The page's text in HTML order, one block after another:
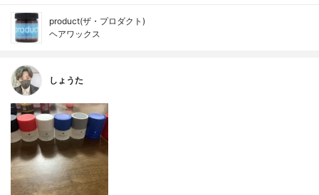
product(ザ・プロダクト)
ヘアワックス
しょうた